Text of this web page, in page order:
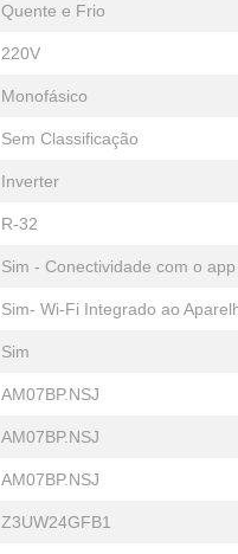
Quente e Frio
220V
Monofásico
Sem Classificação
Inverter
R-32
Sim - Conectividade com o
Sim- Wi-Fi Integrado ao
Sim
AM07BP.NSJ
AM07BP.NSJ
AM07BP.NSJ
Z3UW24GFB1